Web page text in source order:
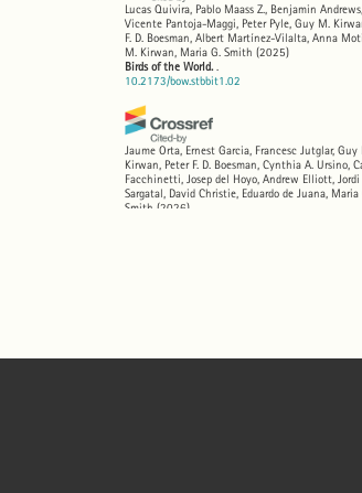
Lucas Quivira, Pablo Maass Z., Benjamin Andrews,
Vicente Pantoja-Maggi, Peter Pyle, Guy M.
F. D. Boesman, Albert Martínez-Vilalta, Anna
M. Kirwan, Maria G. Smith (2025)
Birds of the World.
10.2173/bow.stbbit1.02
Jaume Orta, Ernest Garcia, Francesc Jutglar, Guy
Kirwan, Peter F. D. Boesman, Cynthia A. Ursino,
Facchinetti, Josep del Hoyo, Andrew Elliott, Jordi
Sargatal, David Christie, Eduardo de Juana, Maria
Smith (2026)
Smith (2026)